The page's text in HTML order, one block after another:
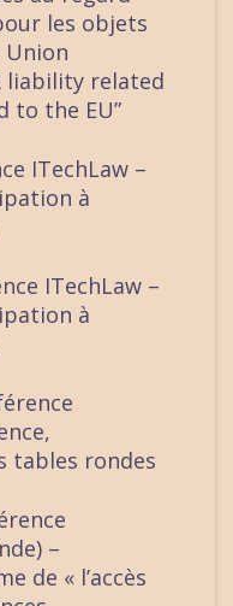
les objets
liability related
to the EU”
ITechLaw –
à
ITechLaw –
à
tables rondes
–
de « l’accès